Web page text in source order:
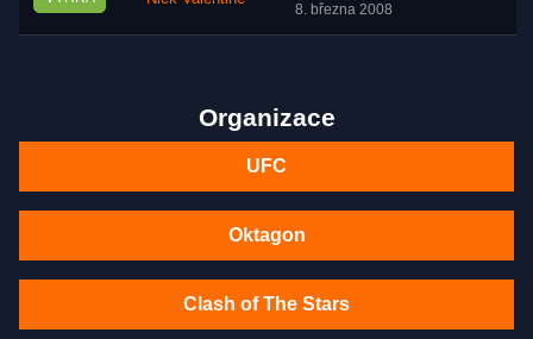
8. března 2008
Organizace
UFC
Oktagon
Clash of The Stars